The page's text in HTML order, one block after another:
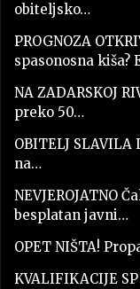
obiteljsko…
PROGNOZA
spasonosna kiša?
NA ZADARSKOJ
preko 50…
OBITELJ
na…
NEVJEROJATNO
besplatan javni…
OPET NIŠTA!
KVALIFIKACIJE